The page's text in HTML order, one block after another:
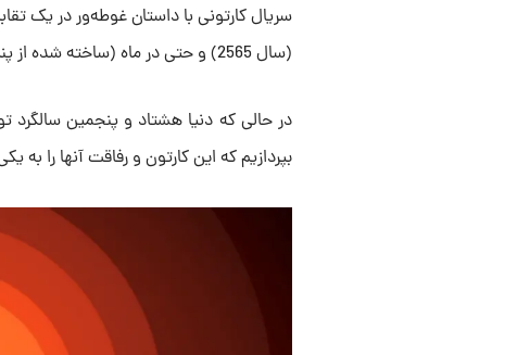
سریال کارتونی با داستان غوطه‌ور در یک
(سال 2565) و حتی در ماه (ساخته شده از پنیر) می‌برد، به بخشی جدایی ناپذیر از کودکی همه تبدیل شد.
بپردازیم که این کارتون و رفاقت آنها را